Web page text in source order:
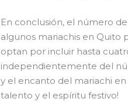
En conclusión, el número
algunos mariachis en Quito
optan por incluir hasta
independientemente del
y el encanto del mariachi en
talento y el espíritu festivo!